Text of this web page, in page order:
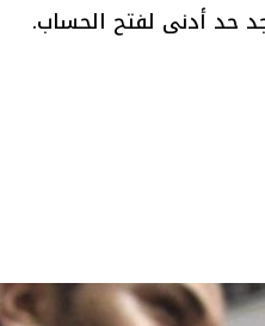
حد أدنى لفتح الحساب.